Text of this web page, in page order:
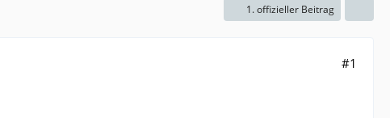
1. offizieller Beitrag
#1